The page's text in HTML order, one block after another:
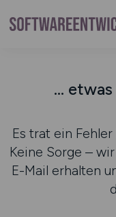
...
Es trat ein
Keine Sorge –
E-Mail erhalten